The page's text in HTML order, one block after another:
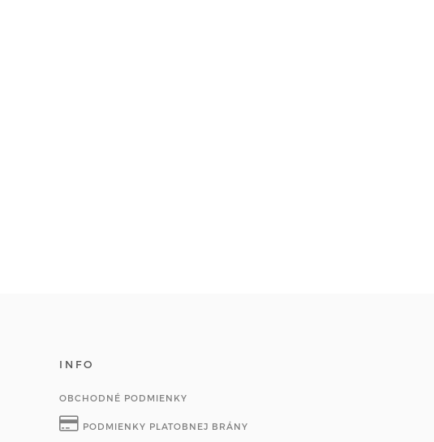
INFO
OBCHODNÉ PODMIENKY
PODMIENKY PLATOBNEJ BRÁNY